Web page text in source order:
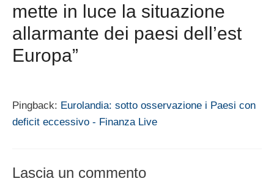
mette in luce la situazione
allarmante dei paesi dell’est
Europa”
Pingback: Eurolandia: sotto osservazione i Paesi con
deficit eccessivo - Finanza Live
Lascia un commento